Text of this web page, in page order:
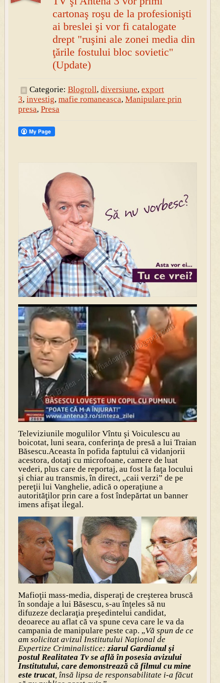
cartonaş roşu de la profesionişti
ai breslei şi vor fi catalogate
drept "ruşini ale zonei media din
ţările fostului bloc sovietic"
(Update)
Categorie: Blogroll, diversiune, export
3, investig, mafie romaneasca, Manipulare prin
presa, Presa
Televiziunile mogulilor Vîntu şi Voiculescu au
boicotat, luni seara, conferinţa de presă a lui Traian
Băsescu.Aceasta în pofida faptului că vidanjorii
acestora, dotaţi cu microfoane, camere de luat
vederi, plus care de reportaj, au fost la faţa locului
şi chiar au transmis, în direct, „caii verzi” de pe
pereţii lui Vanghelie, adică o operaţiune a
autorităţilor prin care a fost îndepărtat un banner
imens afişat ilegal.
Mafioţii mass-media, disperaţi de creşterea bruscă
în sondaje a lui Băsescu, s-au înţeles să nu
difuzeze declaraţia preşedintelui candidat,
deoarece au aflat că va spune ceva care le va da
campania de manipulare peste cap. „Vă spun de ce
am solicitat avizul Institutului Naţional de
Expertize Criminalistice: ziarul Gardianul şi
postul Realitatea Tv se află în posesia avizului
Institutului, care demonstrează că filmul cu mine
este trucat, însă lipsa de responsabilitate i-a făcut